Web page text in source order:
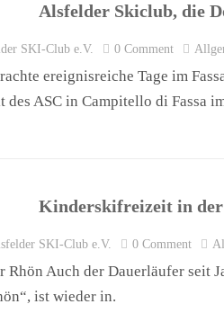
Alsfelder Skiclub, die
SKI-Club e.V. 0 Comment
ereignisreiche Tage im
ASC in Campitello di Fassa
Kinderskifreizeit in der
SKI-Club e.V. 0 Comment
Auch der Dauerläufer seit
ist wieder in.